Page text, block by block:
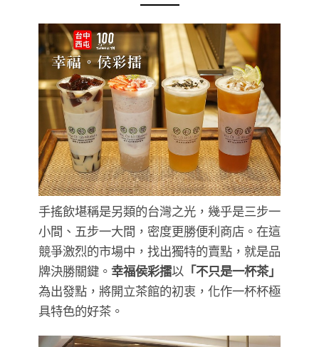
手搖飲堪稱是另類的台灣之光，幾乎是三步一
小間、五步一大間，密度更勝便利商店。在這
競爭激烈的市場中，找出獨特的賣點，就是品
牌決勝關鍵。 幸福侯彩擂以 「不只是一杯茶」
為出發點，將開立茶館的初衷，化作一杯杯極
具特色的好茶。